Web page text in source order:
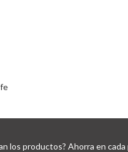
los productos? Ahorra en